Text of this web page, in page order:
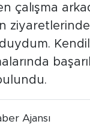
çalışma
Ajansı